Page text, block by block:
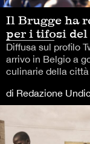
Il Brugge ha
per i tifosi del
Diffusa sul profilo
arrivo in Belgio a
culinarie della
di Redazione